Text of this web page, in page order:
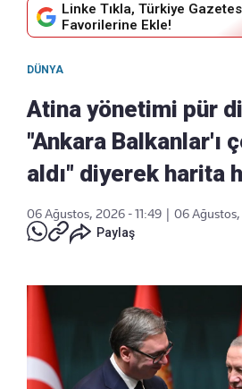
Linke Tıkla, Türkiye
Favorilerine Ekle!
DÜNYA
Atina yönetimi pür
"Ankara Balkanlar'ı
aldı" diyerek harita
06 Ağustos, 2026 - 11:49
06
Paylaş